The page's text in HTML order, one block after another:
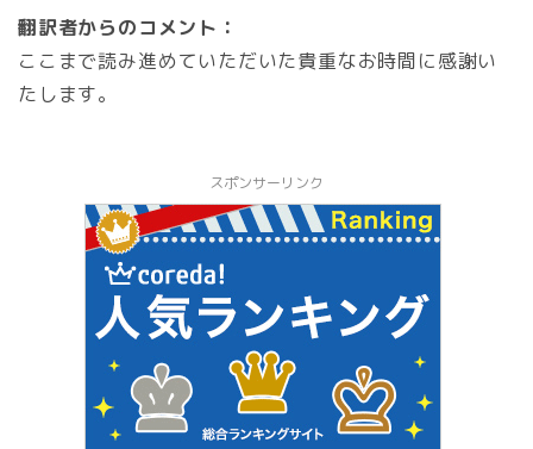
翻訳者からのコメント：
ここまで読み進めていただいた貴重なお時間に感謝い
たします。
スポンサーリンク